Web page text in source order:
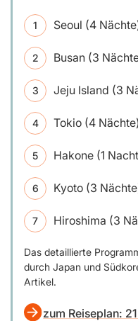
Seoul (4
Busan (3
Jeju Island (3
Tokio (4 Nächte)
Hakone (1
Kyoto (3
Hiroshima (3
Das detaillierte
durch Japan und
Artikel.
zum Reiseplan: